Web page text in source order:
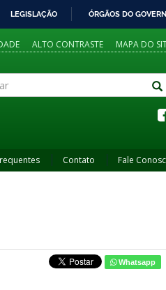
LEGISLAÇÃO ÓRGÃOS DO
ALTO CONTRASTE MAPA DO
Contato Fale
Whatsapp